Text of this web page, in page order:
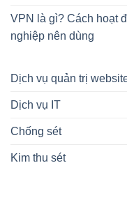
VPN là gì? Cách hoạt
nghiệp nên dùng
Dịch vụ quản trị
Dịch vụ IT
Chống sét
Kim thu sét